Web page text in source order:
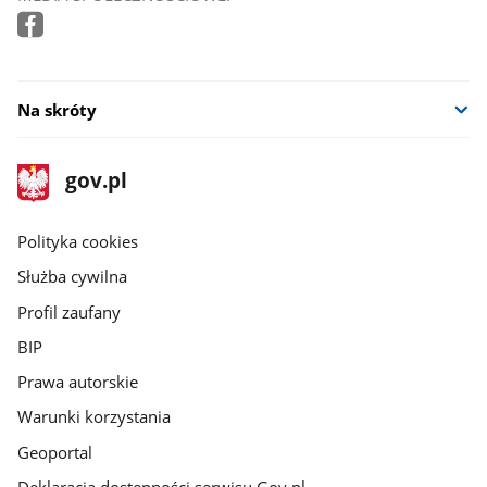
Na skróty
stopka
gov.pl
Strona
gov.pl
gov.pl
Polityka cookies
Służba cywilna
Profil zaufany
BIP
Prawa autorskie
Warunki korzystania
Geoportal